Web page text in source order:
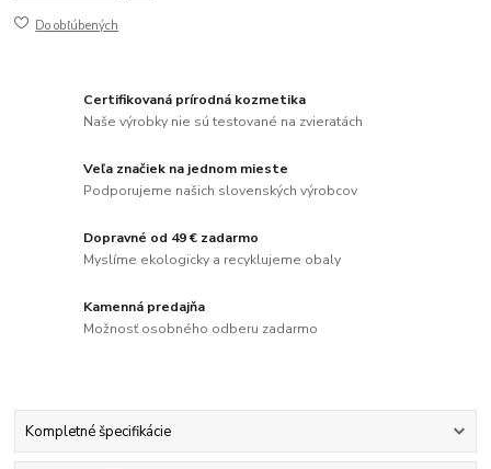
Do obľúbených
Certifikovaná prírodná kozmetika
Naše výrobky nie sú testované na zvieratách
Veľa značiek na jednom mieste
Podporujeme našich slovenských výrobcov
Dopravné od 49 € zadarmo
Myslíme ekologicky a recyklujeme obaly
Kamenná predajňa
Možnosť osobného odberu zadarmo
Kompletné špecifikácie